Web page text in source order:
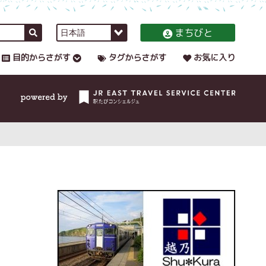
まちびと
目的からさがす タグからさがす お気に入り